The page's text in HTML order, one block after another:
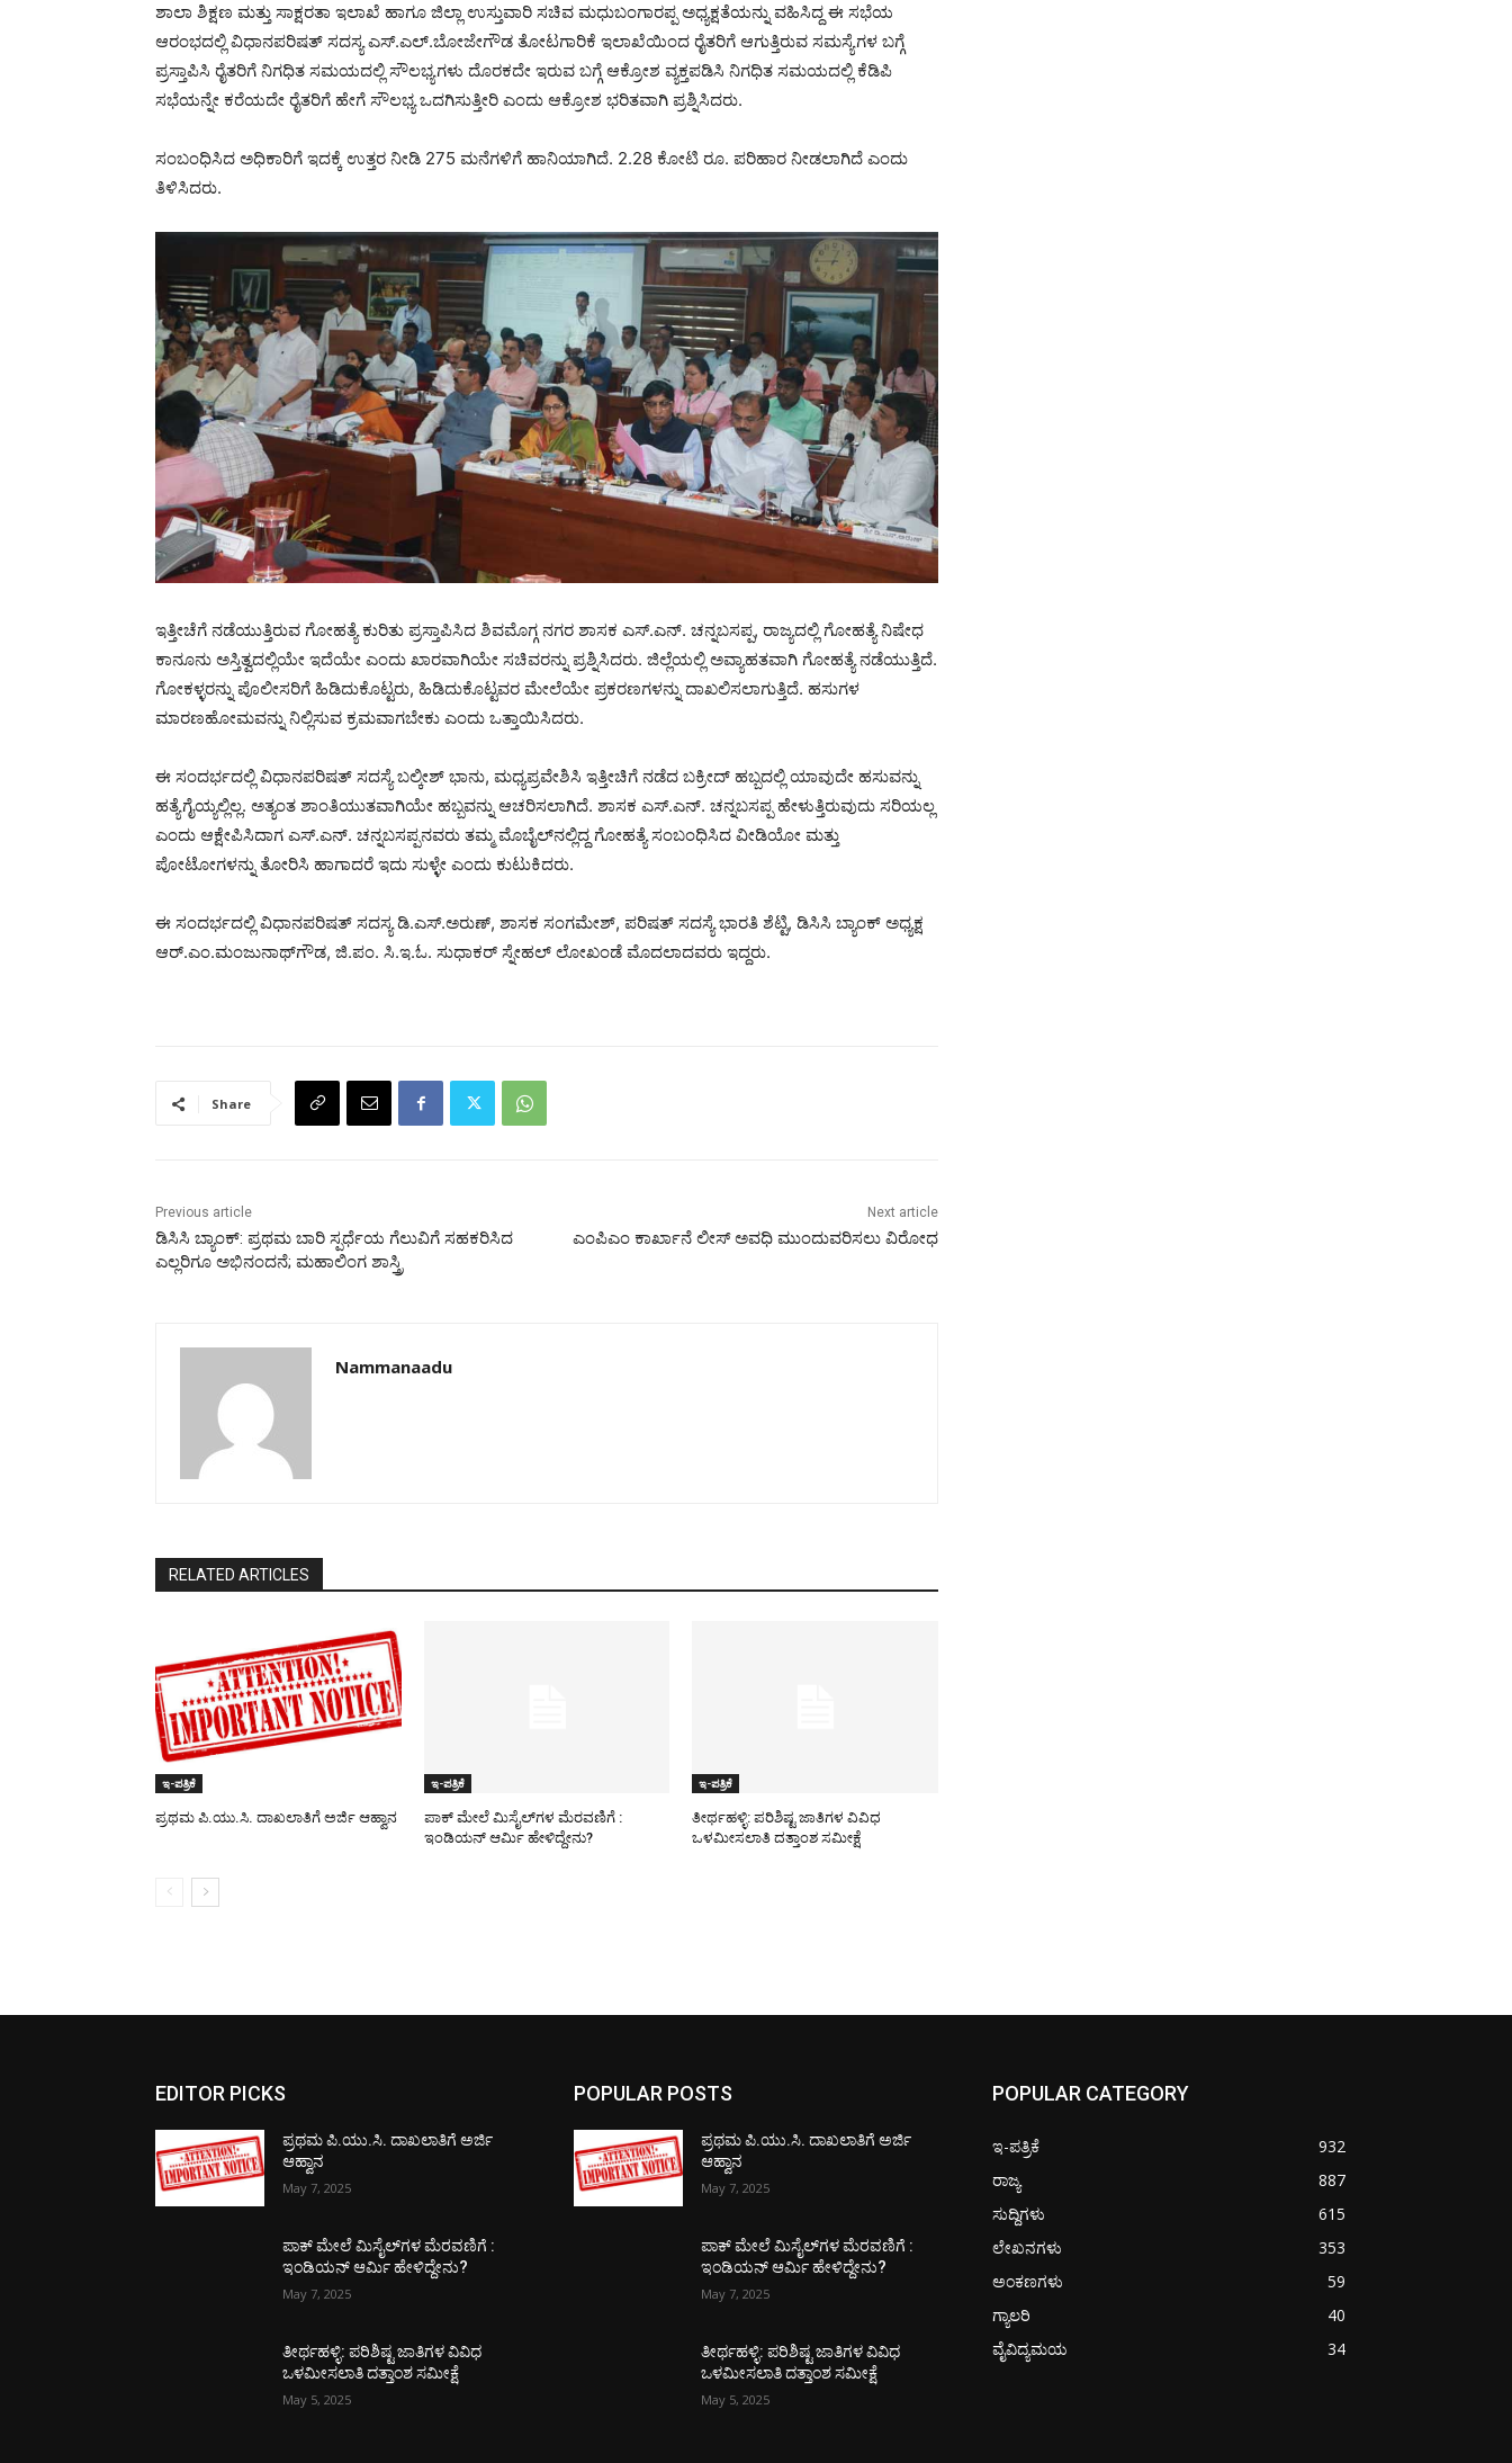
ಶಾಲಾ ಶಿಕ್ಷಣ ಮತ್ತು ಸಾಕ್ಷರತಾ ಇಲಾಖೆ ಹಾಗೂ ಜಿಲ್ಲಾ ಉಸ್ತುವಾರಿ ಸಚಿವ ಮಧುಬಂಗಾರಪ್ಪ ಅಧ್ಯಕ್ಷತೆಯನ್ನು ವಹಿಸಿದ್ದ ಈ ಸಭೆಯ
ಆರಂಭದಲ್ಲಿ ವಿಧಾನಪರಿಷತ್ ಸದಸ್ಯ ಎಸ್.ಎಲ್.ಬೋಜೇಗೌಡ ತೋಟಗಾರಿಕೆ ಇಲಾಖೆಯಿಂದ ರೈತರಿಗೆ ಆಗುತ್ತಿರುವ ಸಮಸ್ಯೆಗಳ ಬಗ್ಗೆ
ಪ್ರಸ್ತಾಪಿಸಿ ರೈತರಿಗೆ ನಿಗಧಿತ ಸಮಯದಲ್ಲಿ ಸೌಲಭ್ಯಗಳು ದೊರಕದೇ ಇರುವ ಬಗ್ಗೆ ಆಕ್ರೋಶ ವ್ಯಕ್ತಪಡಿಸಿ ನಿಗಧಿತ ಸಮಯದಲ್ಲಿ ಕೆಡಿಪಿ
ಸಭೆಯನ್ನೇ ಕರೆಯದೇ ರೈತರಿಗೆ ಹೇಗೆ ಸೌಲಭ್ಯ ಒದಗಿಸುತ್ತೀರಿ ಎಂದು ಆಕ್ರೋಶ ಭರಿತವಾಗಿ ಪ್ರಶ್ನಿಸಿದರು.
ಸಂಬಂಧಿಸಿದ ಅಧಿಕಾರಿಗೆ ಇದಕ್ಕೆ ಉತ್ತರ ನೀಡಿ 275 ಮನೆಗಳಿಗೆ ಹಾನಿಯಾಗಿದೆ. 2.28 ಕೋಟಿ ರೂ. ಪರಿಹಾರ ನೀಡಲಾಗಿದೆ ಎಂದು
ತಿಳಿಸಿದರು.
ಇತ್ತೀಚೆಗೆ ನಡೆಯುತ್ತಿರುವ ಗೋಹತ್ಯೆ ಕುರಿತು ಪ್ರಸ್ತಾಪಿಸಿದ ಶಿವಮೊಗ್ಗ ನಗರ ಶಾಸಕ ಎಸ್.ಎನ್. ಚನ್ನಬಸಪ್ಪ, ರಾಜ್ಯದಲ್ಲಿ ಗೋಹತ್ಯೆ ನಿಷೇಧ
ಕಾನೂನು ಅಸ್ತಿತ್ವದಲ್ಲಿಯೇ ಇದೆಯೇ ಎಂದು ಖಾರವಾಗಿಯೇ ಸಚಿವರನ್ನು ಪ್ರಶ್ನಿಸಿದರು. ಜಿಲ್ಲೆಯಲ್ಲಿ ಅವ್ಯಾಹತವಾಗಿ ಗೋಹತ್ಯೆ ನಡೆಯುತ್ತಿದೆ.
ಗೋಕಳ್ಳರನ್ನು ಪೊಲೀಸರಿಗೆ ಹಿಡಿದುಕೊಟ್ಟರು, ಹಿಡಿದುಕೊಟ್ಟವರ ಮೇಲೆಯೇ ಪ್ರಕರಣಗಳನ್ನು ದಾಖಲಿಸಲಾಗುತ್ತಿದೆ. ಹಸುಗಳ
ಮಾರಣಹೋಮವನ್ನು ನಿಲ್ಲಿಸುವ ಕ್ರಮವಾಗಬೇಕು ಎಂದು ಒತ್ತಾಯಿಸಿದರು.
ಈ ಸಂದರ್ಭದಲ್ಲಿ ವಿಧಾನಪರಿಷತ್ ಸದಸ್ಯೆ ಬಲ್ಕೀಶ್ ಭಾನು, ಮಧ್ಯಪ್ರವೇಶಿಸಿ ಇತ್ತೀಚಿಗೆ ನಡೆದ ಬಕ್ರೀದ್ ಹಬ್ಬದಲ್ಲಿ ಯಾವುದೇ ಹಸುವನ್ನು
ಹತ್ಯೆಗೈಯ್ಯಲ್ಲಿಲ್ಲ. ಅತ್ಯಂತ ಶಾಂತಿಯುತವಾಗಿಯೇ ಹಬ್ಬವನ್ನು ಆಚರಿಸಲಾಗಿದೆ. ಶಾಸಕ ಎಸ್.ಎನ್. ಚನ್ನಬಸಪ್ಪ ಹೇಳುತ್ತಿರುವುದು ಸರಿಯಲ್ಲ
ಎಂದು ಆಕ್ಷೇಪಿಸಿದಾಗ ಎಸ್.ಎನ್. ಚನ್ನಬಸಪ್ಪನವರು ತಮ್ಮ ಮೊಬೈಲ್‌ನಲ್ಲಿದ್ದ ಗೋಹತ್ಯೆ ಸಂಬಂಧಿಸಿದ ವೀಡಿಯೋ ಮತ್ತು
ಪೋಟೋಗಳನ್ನು ತೋರಿಸಿ ಹಾಗಾದರೆ ಇದು ಸುಳ್ಳೇ ಎಂದು ಕುಟುಕಿದರು.
ಈ ಸಂದರ್ಭದಲ್ಲಿ ವಿಧಾನಪರಿಷತ್ ಸದಸ್ಯ ಡಿ.ಎಸ್.ಅರುಣ್, ಶಾಸಕ ಸಂಗಮೇಶ್, ಪರಿಷತ್ ಸದಸ್ಯೆ ಭಾರತಿ ಶೆಟ್ಟಿ, ಡಿಸಿಸಿ ಬ್ಯಾಂಕ್ ಅಧ್ಯಕ್ಷ
ಆರ್.ಎಂ.ಮಂಜುನಾಥ್‌ಗೌಡ, ಜಿ.ಪಂ. ಸಿ.ಇ.ಓ. ಸುಧಾಕರ್ ಸ್ನೇಹಲ್ ಲೋಖಂಡೆ ಮೊದಲಾದವರು ಇದ್ದರು.
Share
Previous article
ಡಿಸಿಸಿ ಬ್ಯಾಂಕ್‌: ಪ್ರಥಮ ಬಾರಿ ಸ್ಪರ್ಧೆಯ ಗೆಲುವಿಗೆ ಸಹಕರಿಸಿದ
ಎಲ್ಲರಿಗೂ ಅಭಿನಂದನೆ; ಮಹಾಲಿಂಗ ಶಾಸ್ತ್ರಿ
Next article
ಎಂಪಿಎಂ ಕಾರ್ಖಾನೆ ಲೀಸ್‌ ಅವಧಿ ಮುಂದುವರಿಸಲು ವಿರೋಧ
Nammanaadu
RELATED ARTICLES
ಇ-ಪತ್ರಿಕೆ
ಪ್ರಥಮ ಪಿ.ಯು.ಸಿ. ದಾಖಲಾತಿಗೆ ಅರ್ಜಿ ಆಹ್ವಾನ
ಇ-ಪತ್ರಿಕೆ
ಪಾಕ್​ ಮೇಲೆ ಮಿಸೈಲ್​ಗಳ ಮೆರವಣಿಗೆ :
ಇಂಡಿಯನ್ ಆರ್ಮಿ ಹೇಳಿದ್ದೇನು?
ಇ-ಪತ್ರಿಕೆ
ತೀರ್ಥಹಳ್ಳಿ: ಪರಿಶಿಷ್ಟ ಜಾತಿಗಳ ವಿವಿಧ
ಒಳಮೀಸಲಾತಿ ದತ್ತಾಂಶ ಸಮೀಕ್ಷೆ
EDITOR PICKS
ಪ್ರಥಮ ಪಿ.ಯು.ಸಿ. ದಾಖಲಾತಿಗೆ ಅರ್ಜಿ
ಆಹ್ವಾನ
May 7, 2025
ಪಾಕ್​ ಮೇಲೆ ಮಿಸೈಲ್​ಗಳ ಮೆರವಣಿಗೆ :
ಇಂಡಿಯನ್ ಆರ್ಮಿ ಹೇಳಿದ್ದೇನು?
May 7, 2025
ತೀರ್ಥಹಳ್ಳಿ: ಪರಿಶಿಷ್ಟ ಜಾತಿಗಳ ವಿವಿಧ
ಒಳಮೀಸಲಾತಿ ದತ್ತಾಂಶ ಸಮೀಕ್ಷೆ
May 5, 2025
POPULAR POSTS
ಪ್ರಥಮ ಪಿ.ಯು.ಸಿ. ದಾಖಲಾತಿಗೆ ಅರ್ಜಿ
ಆಹ್ವಾನ
May 7, 2025
ಪಾಕ್​ ಮೇಲೆ ಮಿಸೈಲ್​ಗಳ ಮೆರವಣಿಗೆ :
ಇಂಡಿಯನ್ ಆರ್ಮಿ ಹೇಳಿದ್ದೇನು?
May 7, 2025
ತೀರ್ಥಹಳ್ಳಿ: ಪರಿಶಿಷ್ಟ ಜಾತಿಗಳ ವಿವಿಧ
ಒಳಮೀಸಲಾತಿ ದತ್ತಾಂಶ ಸಮೀಕ್ಷೆ
May 5, 2025
POPULAR CATEGORY
ಇ-ಪತ್ರಿಕೆ
932
ರಾಜ್ಯ
887
ಸುದ್ದಿಗಳು
615
ಲೇಖನಗಳು
353
ಅಂಕಣಗಳು
59
ಗ್ಯಾಲರಿ
40
ವೈವಿದ್ಯಮಯ
34